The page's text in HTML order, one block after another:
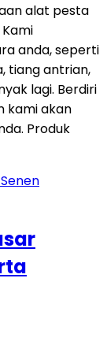
alat pesta
anda, seperti
tiang antrian,
lagi. Berdiri
kami akan
Produk